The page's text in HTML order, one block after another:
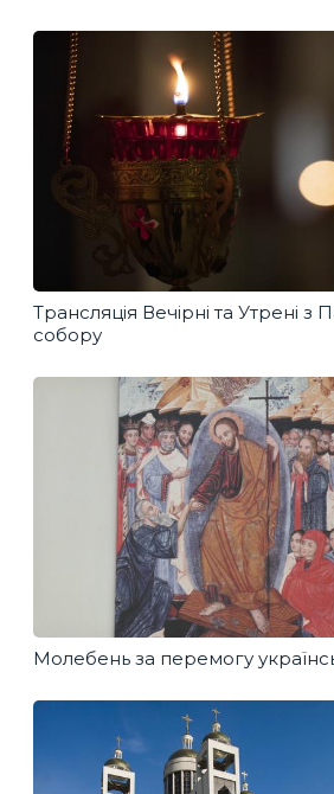
Трансляція Вечірні та Утрені з
собору
Молебень за перемогу